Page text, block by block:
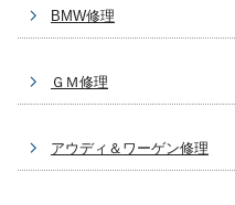
BMW修理
ＧＭ修理
アウディ＆ワーゲン修理